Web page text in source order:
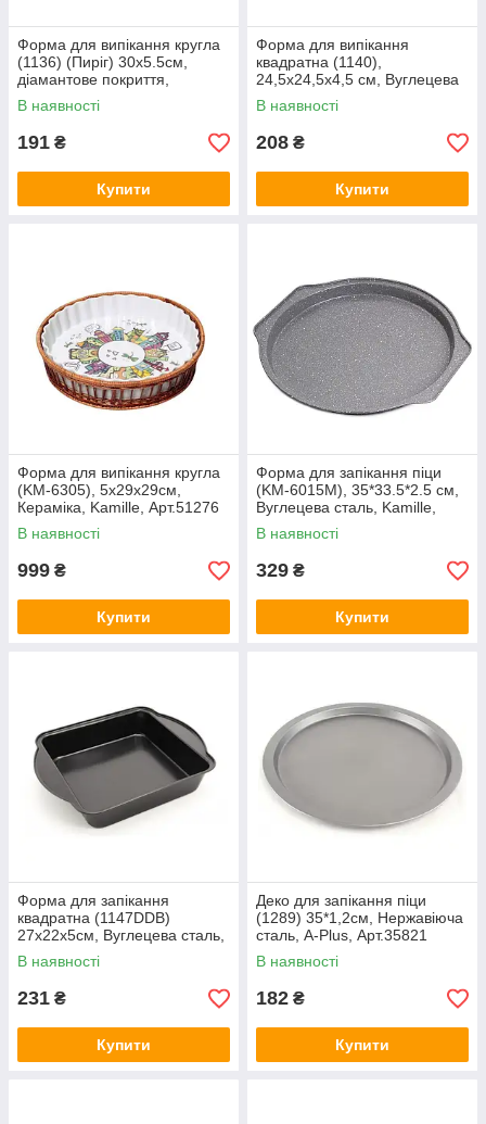
Форма для випікання кругла
(1136) (Пиріг) 30х5.5см,
діамантове покриття,
Вуглецева сталь, А-плюс,
Арт.51274
В наявності
191 ₴
Купити
Форма для випікання
квадратна (1140),
24,5х24,5х4,5 см, Вуглецева
сталь, A-Plus, Арт.35820
В наявності
208 ₴
Купити
Форма для випікання кругла
(KM-6305), 5х29х29см,
Кераміка, Kamille, Арт.51276
В наявності
999 ₴
Купити
Форма для запікання піци
(KM-6015M), 35*33.5*2.5 см,
Вуглецева сталь, Kamille,
Арт.54220
В наявності
329 ₴
Купити
Форма для запікання
квадратна (1147DDB)
27х22х5см, Вуглецева сталь,
A-Plus, Арт.54221
В наявності
231 ₴
Купити
Деко для запікання піци
(1289) 35*1,2см, Нержавіюча
сталь, A-Plus, Арт.35821
В наявності
182 ₴
Купити